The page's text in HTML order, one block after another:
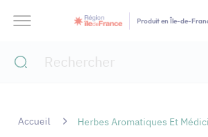
Produit en Île-de-
Accueil Herbes Aromatiques Et